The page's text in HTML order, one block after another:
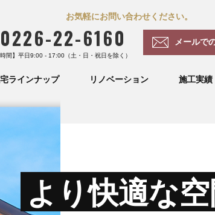
お気軽にお問い合わせください。
0226-22-6160
時間】平日9:00 - 17:00（土・日・祝日を除く）
メールで
ラインナップ リノベーション 施工実績
より快適な